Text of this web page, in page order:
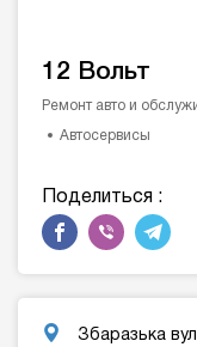
12 Вольт
Ремонт авто и
Автосервисы
Поделиться :
Збаразька